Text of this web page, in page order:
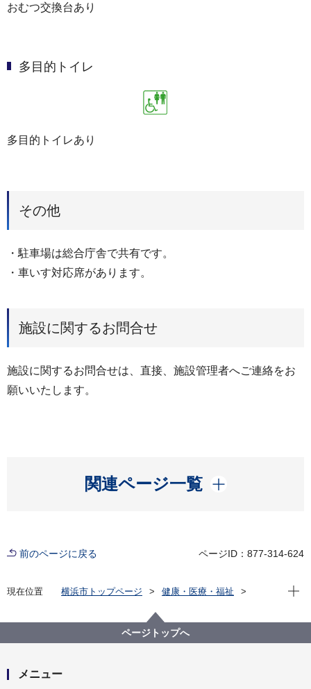
おむつ交換台あり
多目的トイレ
多目的トイレあり
その他
・駐車場は総合庁舎で共有です。
・車いす対応席があります。
施設に関するお問合せ
施設に関するお問合せは、直接、施設管理者へご連絡をお
願いいたします。
関連ページ一覧
開く
前のページに戻る ページID：877-314-624
現在位置 横浜市トップページ
健康・医療・福祉
市内公共施設等バリアフリー情報
都筑公会堂
現在
ページトップへ
メニュー